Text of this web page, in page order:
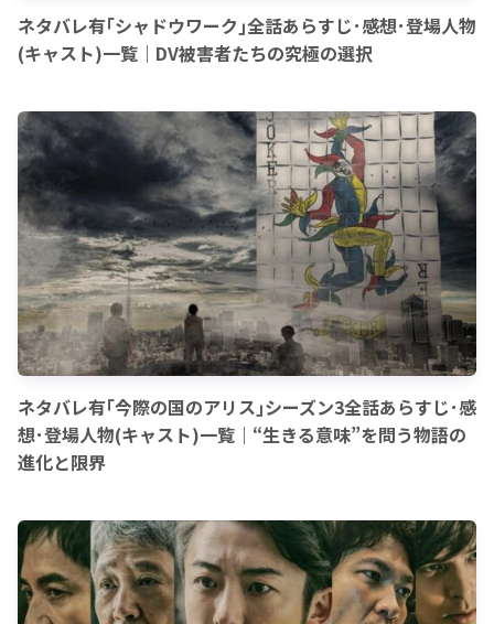
ネタバレ有｢シャドウワーク｣全話あらすじ･感想･登場人物
(キャスト)一覧｜DV被害者たちの究極の選択
ネタバレ有｢今際の国のアリス｣シーズン3全話あらすじ･感
想･登場人物(キャスト)一覧｜“生きる意味”を問う物語の
進化と限界